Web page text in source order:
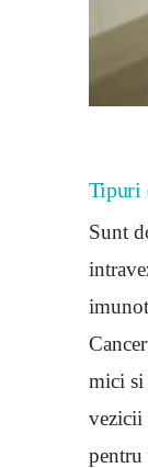
Tipuri
Sunt
mici si
vezicii
pentru